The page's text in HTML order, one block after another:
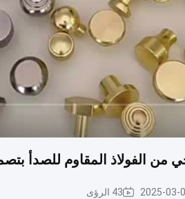
الفولاذ المقاوم للصدأ
2025-03- 43 الرؤى